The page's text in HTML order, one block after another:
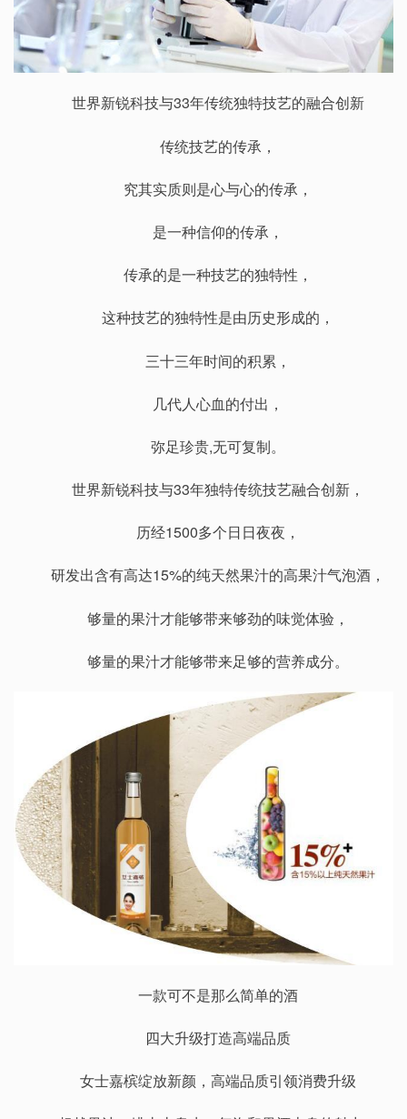
世界新锐科技与33年传统独特技艺的融合创新
传统技艺的传承，
究其实质则是心与心的传承，
是一种信仰的传承，
传承的是一种技艺的独特性，
这种技艺的独特性是由历史形成的，
三十三年时间的积累，
几代人心血的付出，
弥足珍贵,无可复制。
世界新锐科技与33年独特传统技艺融合创新，
历经1500多个日日夜夜，
研发出含有高达15%的纯天然果汁的高果汁气泡酒，
够量的果汁才能够带来够劲的味觉体验，
够量的果汁才能够带来足够的营养成分。
一款可不是那么简单的酒
四大升级打造高端品质
女士嘉槟绽放新颜，高端品质引领消费升级